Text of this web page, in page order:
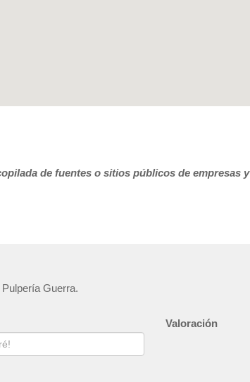
de fuentes o sitios públicos de empresas y
Guerra.
Valoración